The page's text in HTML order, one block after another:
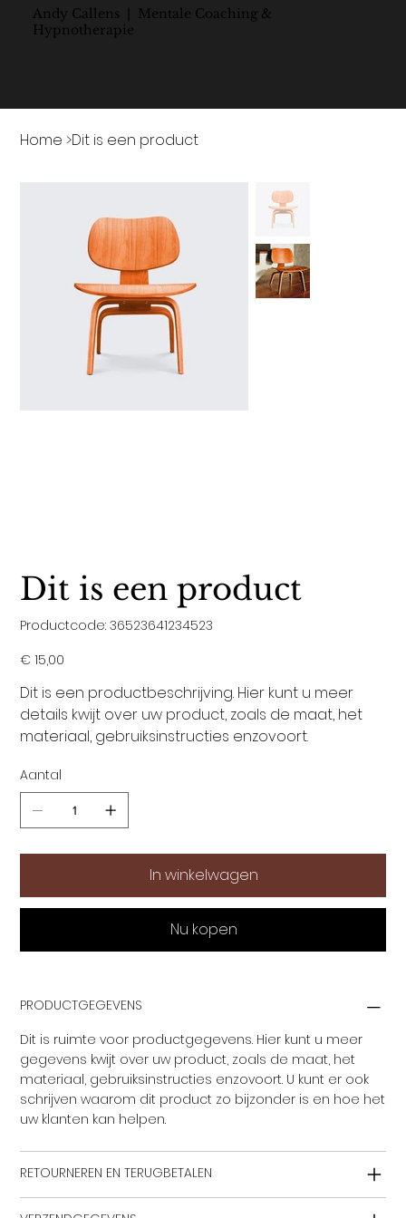
Andy Callens | Mentale Coaching &
Hypnotherapie
Home >Dit is een product
Dit is een product
Productcode: Productcode
36523641234523
36523641234523
Prijs
€ 15,00
Dit is een productbeschrijving. Hier kunt u meer
details kwijt over uw product, zoals de maat, het
materiaal, gebruiksinstructies enzovoort.
Aantal
In winkelwagen
Nu kopen
PRODUCTGEGEVENS
Dit is ruimte voor productgegevens. Hier kunt u meer
gegevens kwijt over uw product, zoals de maat, het
materiaal, gebruiksinstructies enzovoort. U kunt er ook
schrijven waarom dit product zo bijzonder is en hoe het
uw klanten kan helpen.
RETOURNEREN EN TERUGBETALEN